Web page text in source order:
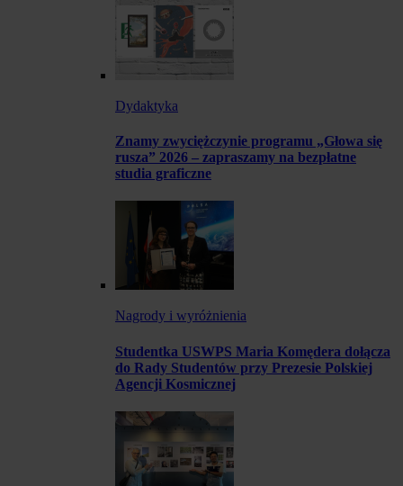
Dydaktyka
Znamy zwyciężczynie programu „Głowa się
rusza” 2026 – zapraszamy na bezpłatne
studia graficzne
Nagrody i wyróżnienia
Studentka USWPS Maria Komędera dołącza
do Rady Studentów przy Prezesie Polskiej
Agencji Kosmicznej